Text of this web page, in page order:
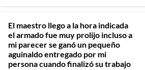
El maestro llego a la hora indicada
el armado fue muy prolijo incluso a
mi parecer se ganó un pequeño
aguinaldo entregado por mi
persona cuando finalizó su trabajo